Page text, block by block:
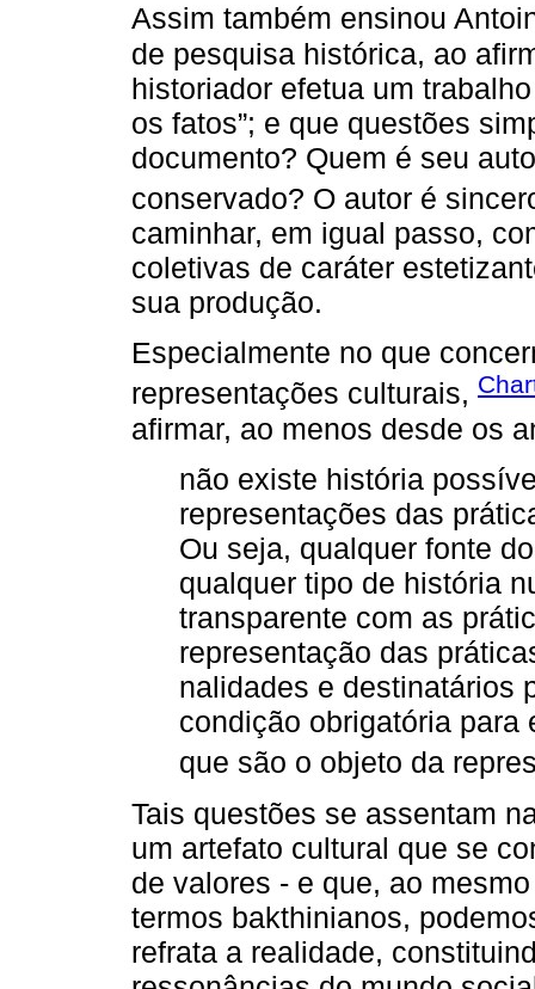
Assim também ensinou
de pesquisa histórica, ao
historiador efetua um
os fatos”; e que questões
documento? Quem é seu
conservado? O autor é
caminhar, em igual passo,
coletivas de caráter
sua produção.
Especialmente no que
representações culturais,
afirmar, ao menos desde os
não existe história
representações das
Ou seja, qualquer fonte
qualquer tipo de história
transparente com as
representação das
nalidades e destinatários
condição obrigatória para
que são o objeto da
Tais questões se assentam
um artefato cultural que se
de valores - e que, ao
termos bakthinianos,
refrata a realidade,